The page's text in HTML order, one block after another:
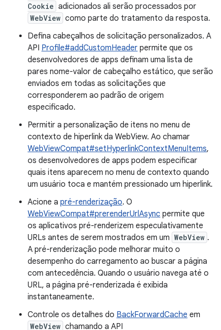
Cookie adicionados ali serão processados por
WebView como parte do tratamento da resposta.
Defina cabeçalhos de solicitação personalizados. A
API Profile#addCustomHeader permite que os
desenvolvedores de apps definam uma lista de
pares nome-valor de cabeçalho estático, que serão
enviados em todas as solicitações que
corresponderem ao padrão de origem
especificado.
Permitir a personalização de itens no menu de
contexto de hiperlink da WebView. Ao chamar
WebViewCompat#setHyperlinkContextMenuItems,
os desenvolvedores de apps podem especificar
quais itens aparecem no menu de contexto quando
um usuário toca e mantém pressionado um hiperlink.
Acione a pré-renderização. O
WebViewCompat#prerenderUrlAsync permite que
os aplicativos pré-renderizem especulativamente
URLs antes de serem mostrados em um WebView .
A pré-renderização pode melhorar muito o
desempenho do carregamento ao buscar a página
com antecedência. Quando o usuário navega até o
URL, a página pré-renderizada é exibida
instantaneamente.
Controle os detalhes do BackForwardCache em
WebView chamando a API